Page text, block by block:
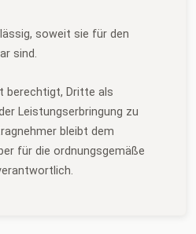
soweit sie für den
sind.
berechtigt, Dritte als
Leistungserbringung zu
bleibt dem
für die ordnungsgemäße